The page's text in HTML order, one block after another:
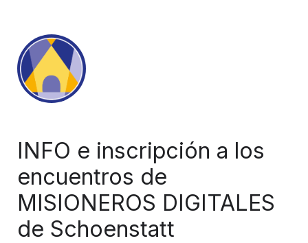
INFO e inscripción a los
encuentros de
MISIONEROS DIGITALES
de Schoenstatt